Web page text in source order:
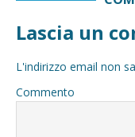
Lascia un
L'indirizzo email non
Commento